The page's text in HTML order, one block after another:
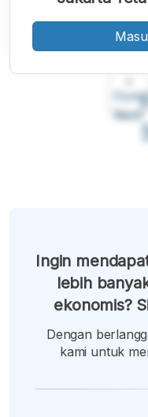
Font
Kecil
Ingin
lebih
ekonomis?
Dengan
kami untuk